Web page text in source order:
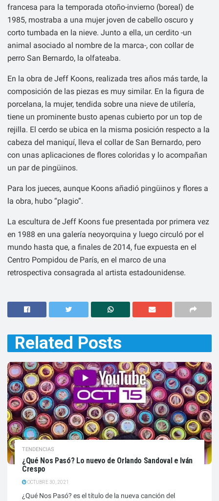
francesa para la temporada otoño-invierno (boreal) de
1985, mostraba a una mujer joven de cabello oscuro y
corto tumbada en la nieve. Junto a ella, un cerdito -un
animal asociado al nombre de la marca-, con collar de
perro San Bernardo, la olfateaba.
En la obra de Jeff Koons, realizada tres años más tarde, la
composición de las piezas es muy similar. En la figura de
porcelana, la mujer, tendida sobre una nieve de utilería,
tiene un prominente busto apenas cubierto por un top de
rejilla. El cerdo se ubica en la misma posición respecto a la
cabeza del maniquí, lleva el collar de San Bernardo, pero
con unas aplicaciones de flores coloridas y lo acompañan
un par de pingüinos.
Para los jueces, aunque Koons añadió pingüinos y flores a
la obra, hubo “plagio”.
La escultura de Jeff Koons fue presentada por primera vez
en 1988 en una galería neoyorquina y luego circuló por el
mundo hasta que, a finales de 2014, fue expuesta en el
Centro Pompidou de París, en el marco de una
retrospectiva consagrada al artista estadounidense.
Related Posts
TENDENCIAS
¿Qué Nos Pasó? Lo nuevo de Orlando Sandoval e Iván
Crespo
OCTUBRE 30, 2021
¿Qué Nos Pasó? es el título de la nueva canción del